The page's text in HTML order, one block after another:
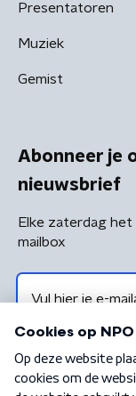
Presentatoren
Muziek
Gemist
Abonneer je
nieuwsbrief
Elke zaterdag het
mailbox